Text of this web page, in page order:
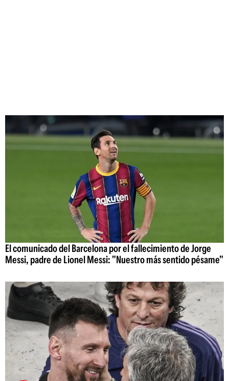
El comunicado del Barcelona por el fallecimiento de Jorge
Messi, padre de Lionel Messi: "Nuestro más sentido pésame"